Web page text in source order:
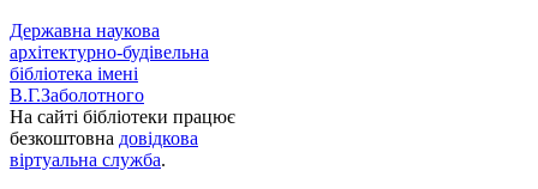
Державна наукова
архітектурно-будівельна
бібліотека імені
В.Г.Заболотного
На сайті бібліотеки працює
безкоштовна довідкова
віртуальна служба.